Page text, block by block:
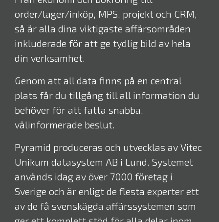
order/lager/inköp, MPS, projekt och CRM,
så är alla dina viktigaste affärsområden
inkluderade för att ge tydlig bild av hela
din verksamhet.
Genom att all data finns på en central
plats får du tillgång till all information du
behöver för att fatta snabba,
välinformerade beslut.
Pyramid produceras och utvecklas av Vitec
Unikum datasystem AB i Lund. Systemet
används idag av över 7000 företag i
Sverige och är enligt de flesta experter ett
av de få svenskägda affärssystemen som